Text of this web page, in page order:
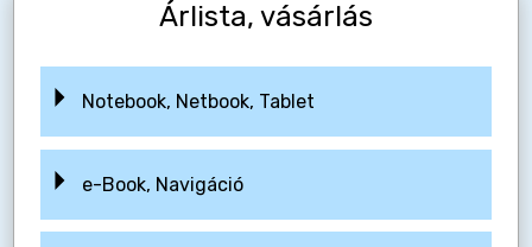
Árlista, vásárlás
Notebook, Netbook, Tablet
e-Book, Navigáció